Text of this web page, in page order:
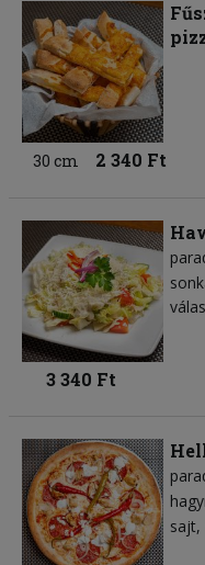
30 cm 2 340 Ft
3 340 Ft
sajt